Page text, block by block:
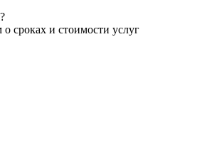
сроках и стоимости услуг